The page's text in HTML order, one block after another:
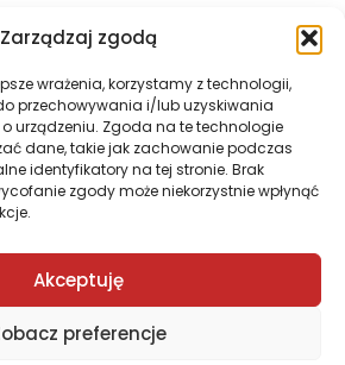
Zarządzaj zgodą
wrażenia, korzystamy z technologii,
przechowywania i/lub uzyskiwania
urządzeniu. Zgoda na te technologie
dane, takie jak zachowanie podczas
identyfikatory na tej stronie. Brak
zgody może niekorzystnie wpłynąć
Akceptuję
preferencje
3D. All Rights Reserved.